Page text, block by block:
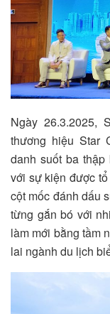
Ngày 26.3.2025,
thương hiệu Star
danh suốt ba
với sự kiện được
cột mốc đánh dấu
từng gắn bó với
làm mới bằng tầm
lai ngành du lịch